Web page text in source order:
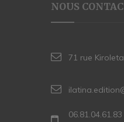
NOUS
71 rue
06.81.04.61.83